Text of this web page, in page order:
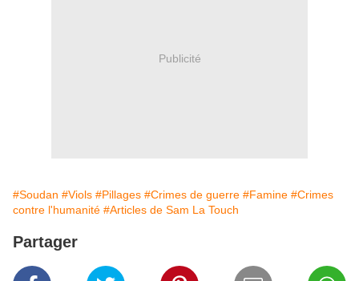
Publicité
#Soudan #Viols #Pillages #Crimes de guerre #Famine #Crimes
contre l'humanité #Articles de Sam La Touch
Partager